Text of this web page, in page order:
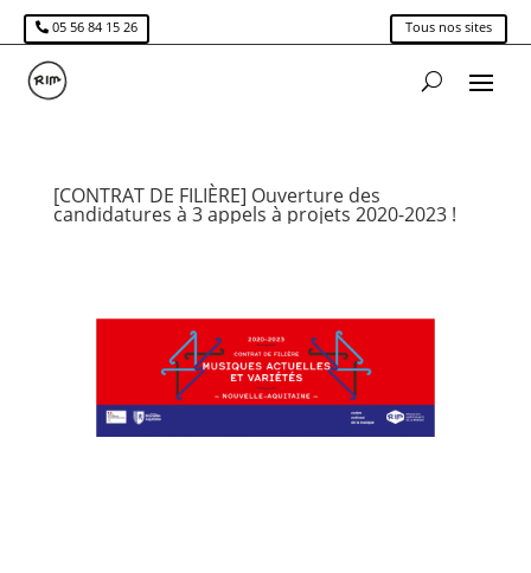
05 56 84 15 26 Tous nos sites
[CONTRAT DE FILIÈRE] Ouverture des
candidatures à 3 appels à projets 2020-2023 !